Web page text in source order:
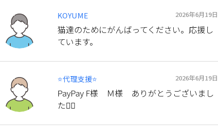
KOYUME 2026年6月19日
猫達のためにがんばってください。応援し
ています。
⭐️代理支援⭐️ 2026年6月19日
PayPay F様 Ｍ様 ありがとうございまし
た🙇‍♀️